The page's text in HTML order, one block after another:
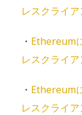
レスクライ
・ Ethereum
レスクライ
・ Ethereum
レスクライ